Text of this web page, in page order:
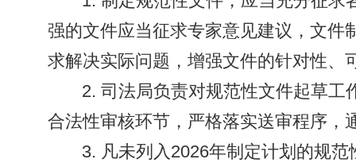
强的文件应当征求专家意见建议，文件
求解决实际问题，增强文件的针对性、
2. 司法局负责对规范性文件起草工
合法性审核环节，严格落实送审程序，
3. 凡未列入2026年制定计划的规